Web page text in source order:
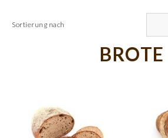
Sortierung nach
BROTE